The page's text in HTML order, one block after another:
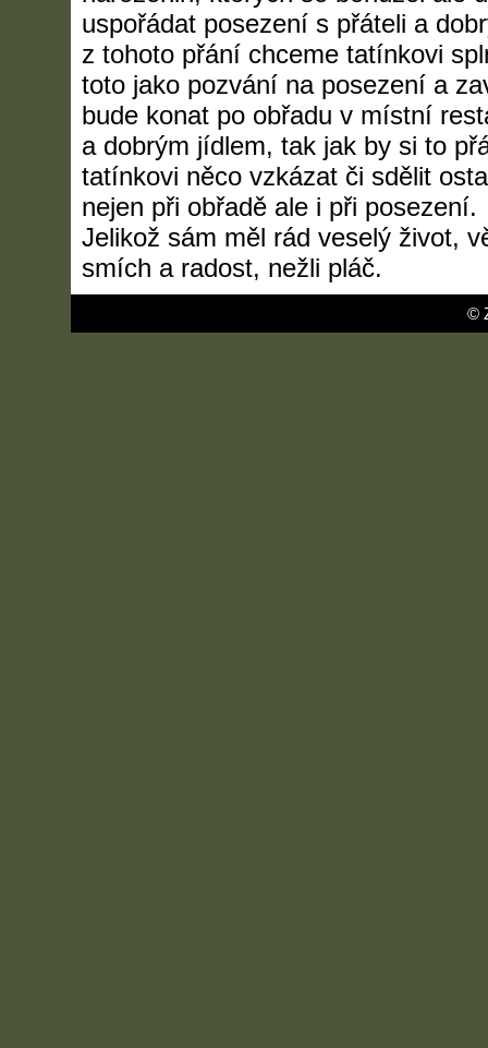
uspořádat posezení s přáteli a
z tohoto přání chceme tatínkovi
toto jako pozvání na posezení a
bude konat po obřadu v místní
a dobrým jídlem, tak jak by si to
tatínkovi něco vzkázat či sdělit
nejen při obřadě ale i při posezení.
Jelikož sám měl rád veselý život,
smích a radost, nežli pláč.
©